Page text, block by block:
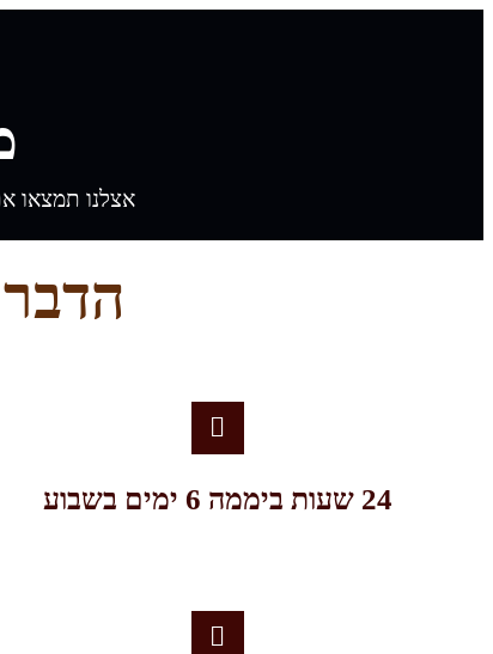
אצלנו תמצאו את
24 שעות ביממה 6 ימים בשבוע